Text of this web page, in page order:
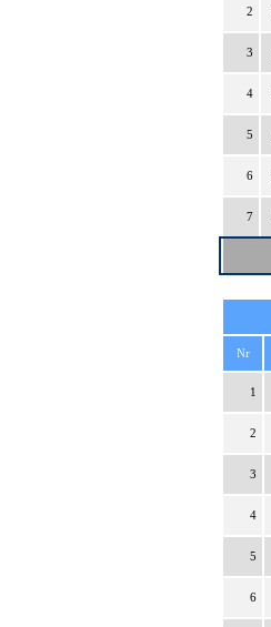
2
3
4
5
6
7
Nr
1
2
3
4
5
6